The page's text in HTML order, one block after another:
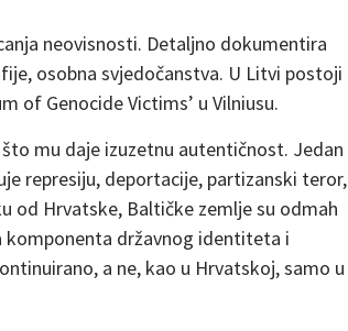
neovisnosti. Detaljno dokumentira
osobna svjedočanstva. U Litvi postoji
of Genocide Victims’ u Vilniusu.
mu daje izuzetnu autentičnost. Jedan
represiju, deportacije, partizanski teror,
od Hrvatske, Baltičke zemlje su odmah
komponenta državnog identiteta i
a ne, kao u Hrvatskoj, samo u